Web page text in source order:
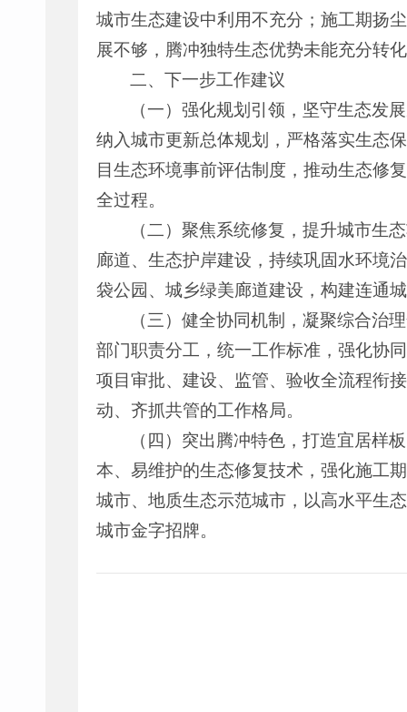
城市生态建设中利用不充分；施工期扬
展不够，腾冲独特生态优势未能充分转
二、下一步工作建议
（一）强化规划引领，坚守生态发
纳入城市更新总体规划，严格落实生态
目生态环境事前评估制度，推动生态修
全过程。
（二）聚焦系统修复，提升城市
廊道、生态护岸建设，持续巩固水环境
袋公园、城乡绿美廊道建设，构建连通
（三）健全协同机制，凝聚综合治
部门职责分工，统一工作标准，强化协
项目审批、建设、监管、验收全流程衔
动、齐抓共管的工作格局。
（四）突出腾冲特色，打造宜居样
本、易维护的生态修复技术，强化施工
城市、地质生态示范城市，以高水平生
城市金字招牌。